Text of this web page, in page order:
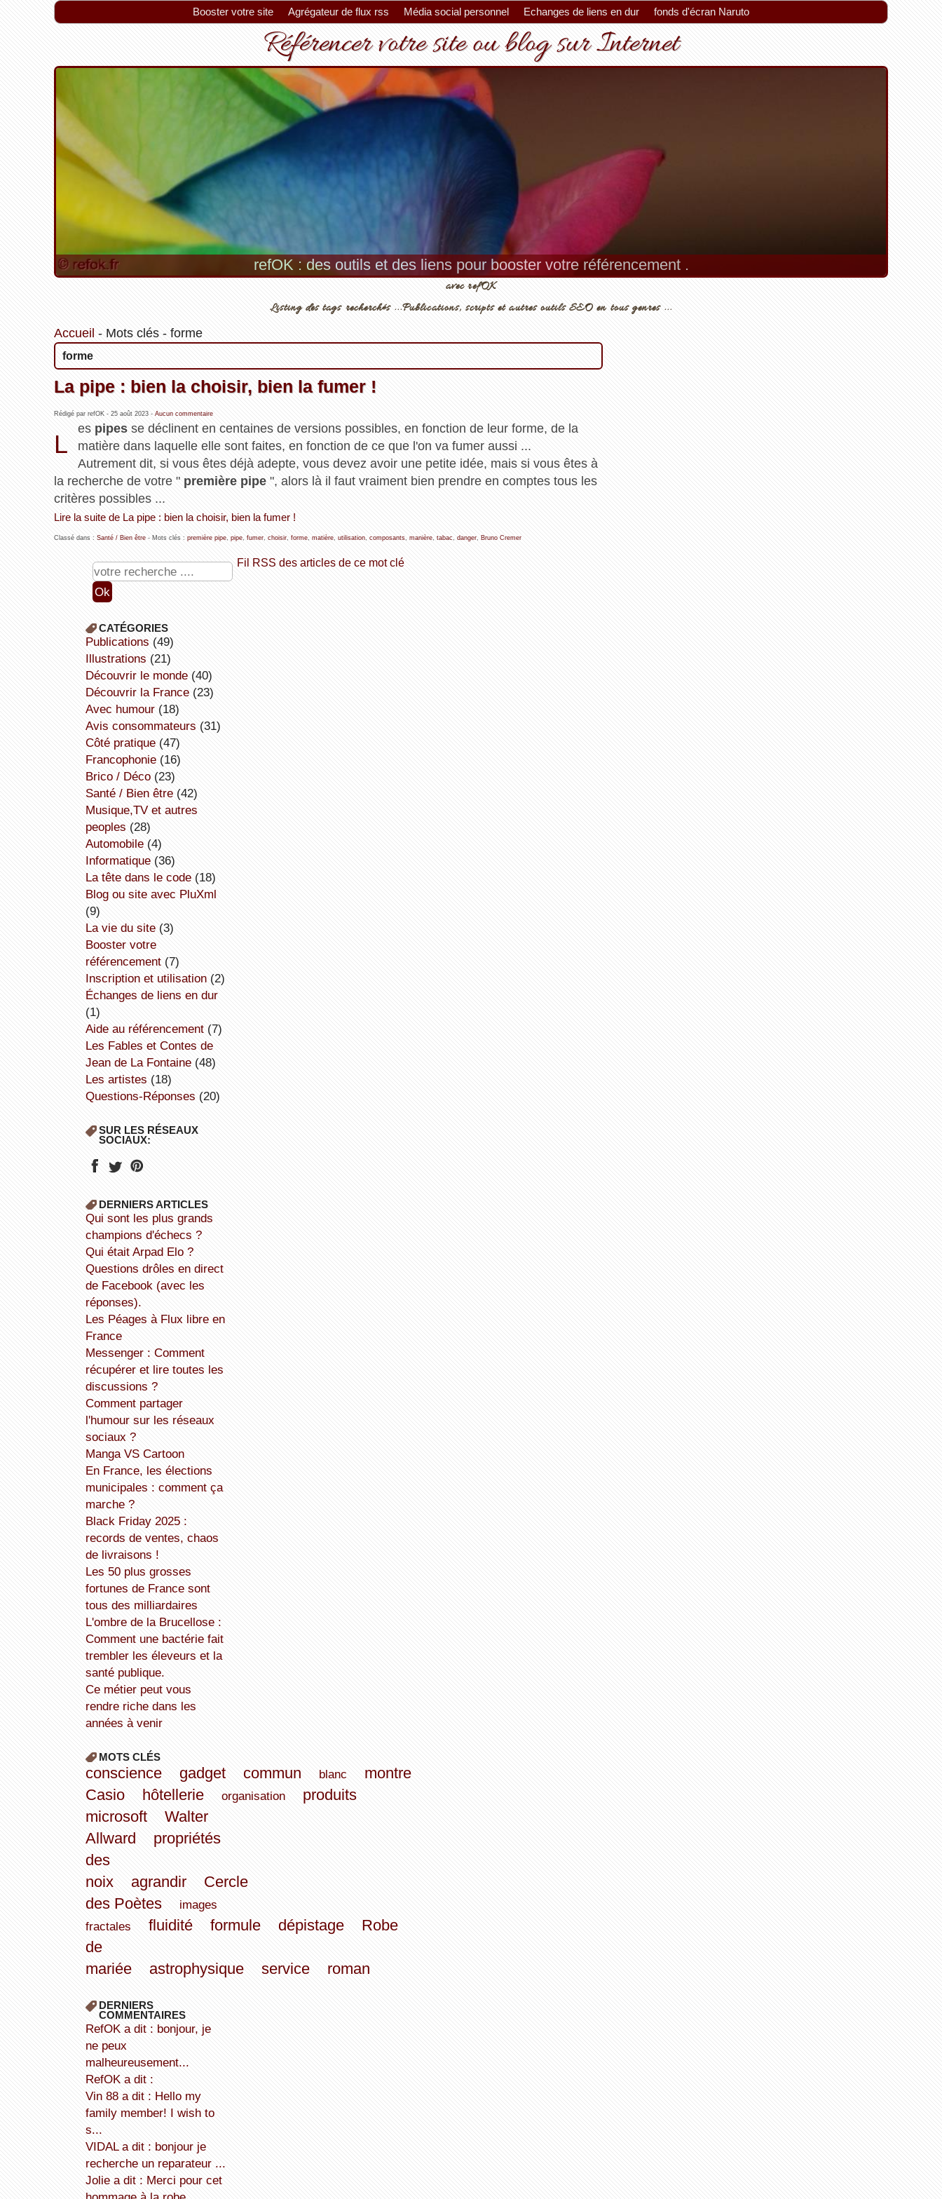
Booster votre site Agrégateur de flux rss Média social personnel Echanges de liens en dur fonds d'écran Naruto
Référencer votre site ou blog sur Internet
refOK : des outils et des liens pour booster votre référencement .
avec refOK
Listing des tags recherchés ...Publications, scripts et autres outils SEO en tous genres ...
Accueil - Mots clés- forme
forme
La pipe : bien la choisir, bien la fumer !
Rédigé par refOK - 25 août 2023- Aucun commentaire
L
es pipes se déclinent en centaines de versions possibles, en fonction de leur forme, de la
matière dans laquelle elle sont faites, en fonction de ce que l'on va fumer aussi ...
Autrement dit, si vous êtes déjà adepte, vous devez avoir une petite idée, mais si vous êtes à
la recherche de votre " première pipe", alors là il faut vraiment bien prendre en comptes tous les
critères possibles ...
Lire la suite de La pipe : bien la choisir, bien la fumer !
Classé dans : Santé / Bien être- Mots clés : première pipe, pipe, fumer, choisir, forme, matière, utilisation, composants, manière, tabac, danger, Bruno Cremer
Fil RSS des articles de ce mot clé
CATÉGORIES
publications (49)
illustrations (21)
découvrir le monde(40)
découvrir la France(23)
avec humour(18)
avis consommateurs (31)
côté pratique(47)
Francophonie(16)
Brico / Déco(23)
Santé / Bien être(42)
Musique,TV et autres
peoples (28)
Automobile(4)
informatique(36)
la tête dans le code(18)
Blog ou site avec PluXml
(9)
la vie du site(3)
booster votre
référencement(7)
inscription et utilisation(2)
échanges de liens en dur
(1)
aide au référencement(7)
Les Fables et Contes de
Jean de La Fontaine(48)
Les artistes (18)
Questions-Réponses (20)
SUR LES RÉSEAUX
SOCIAUX:
DERNIERS ARTICLES
Qui sont les plus grands
champions d'échecs ?
Qui était Arpad Elo ?
Questions drôles en direct
de Facebook (avec les
réponses).
Les Péages à Flux libre en
France
Messenger : Comment
récupérer et lire toutes les
discussions ?
Comment partager
l'humour sur les réseaux
sociaux ?
Manga VS Cartoon
En France, les élections
municipales : comment ça
marche ?
Black Friday 2025 :
records de ventes, chaos
de livraisons !
Les 50 plus grosses
fortunes de France sont
tous des milliardaires
L'ombre de la Brucellose :
Comment une bactérie fait
trembler les éleveurs et la
santé publique.
Ce métier peut vous
rendre riche dans les
années à venir
MOTS CLÉS
conscience gadget commun blanc
montre
Casio
hôtellerie organisation
produits
microsoft
Walter
Allward
propriétés
des
noix
agrandir
Cercle
des Poètes
images
fractales
fluidité formule dépistage
Robe
de
mariée
astrophysique service roman
DERNIERS
COMMENTAIRES
refOK a dit : bonjour, je
ne peux
malheureusement...
refOK a dit :
Vin 88 a dit : Hello my
family member! I wish to
s...
VIDAL a dit : bonjour je
recherche un reparateur ...
Jolie a dit : Merci pour cet